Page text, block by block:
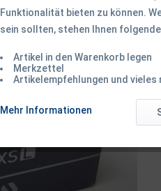
Funktionalität bieten zu können.
sein sollten, stehen Ihnen
Artikel in den Warenkorb legen
Merkzettel
Artikelempfehlungen und vieles
Mehr Informationen